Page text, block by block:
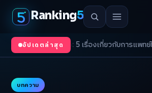
Ranking5
อัปเดตล่าสุด
2026: 5 เรื่องเกี่ยวกับการแพทย์ที่ควรรู้/
บทความ